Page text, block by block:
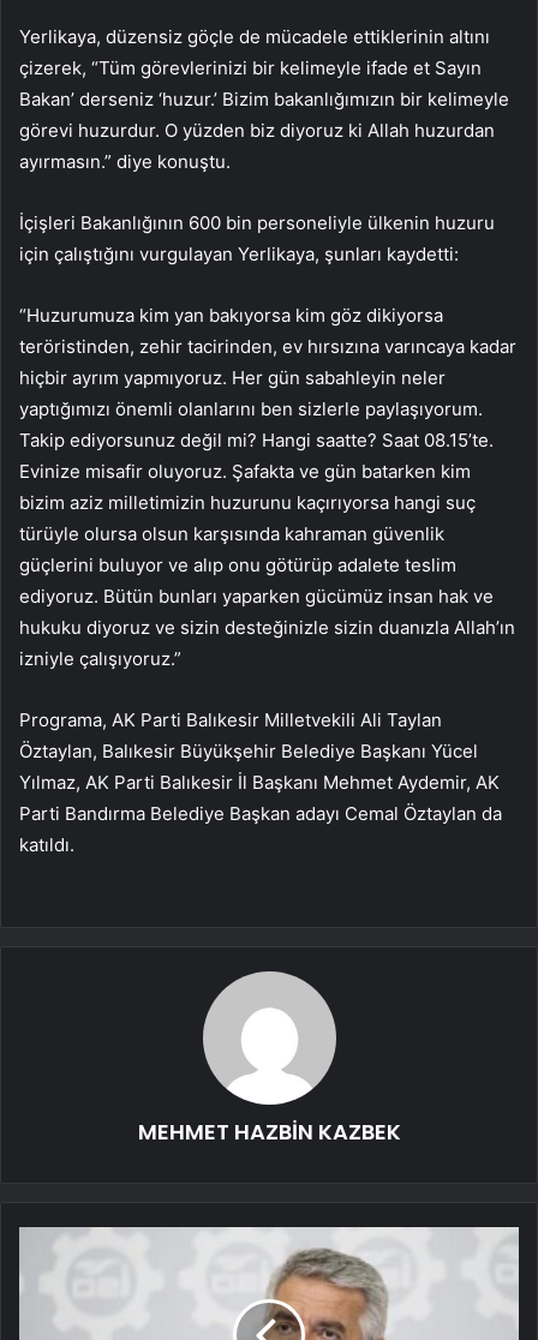
Yerlikaya, düzensiz göçle de mücadele ettiklerinin altını
çizerek, “Tüm görevlerinizi bir kelimeyle ifade et Sayın
Bakan’ derseniz ‘huzur.’ Bizim bakanlığımızın bir kelimeyle
görevi huzurdur. O yüzden biz diyoruz ki Allah huzurdan
ayırmasın.” diye konuştu.
İçişleri Bakanlığının 600 bin personeliyle ülkenin huzuru
için çalıştığını vurgulayan Yerlikaya, şunları kaydetti:
“Huzurumuza kim yan bakıyorsa kim göz dikiyorsa
teröristinden, zehir tacirinden, ev hırsızına varıncaya kadar
hiçbir ayrım yapmıyoruz. Her gün sabahleyin neler
yaptığımızı önemli olanlarını ben sizlerle paylaşıyorum.
Takip ediyorsunuz değil mi? Hangi saatte? Saat 08.15’te.
Evinize misafir oluyoruz. Şafakta ve gün batarken kim
bizim aziz milletimizin huzurunu kaçırıyorsa hangi suç
türüyle olursa olsun karşısında kahraman güvenlik
güçlerini buluyor ve alıp onu götürüp adalete teslim
ediyoruz. Bütün bunları yaparken gücümüz insan hak ve
hukuku diyoruz ve sizin desteğinizle sizin duanızla Allah’ın
izniyle çalışıyoruz.”
Programa, AK Parti Balıkesir Milletvekili Ali Taylan
Öztaylan, Balıkesir Büyükşehir Belediye Başkanı Yücel
Yılmaz, AK Parti Balıkesir İl Başkanı Mehmet Aydemir, AK
Parti Bandırma Belediye Başkan adayı Cemal Öztaylan da
katıldı.
MEHMET HAZBİN KAZBEK